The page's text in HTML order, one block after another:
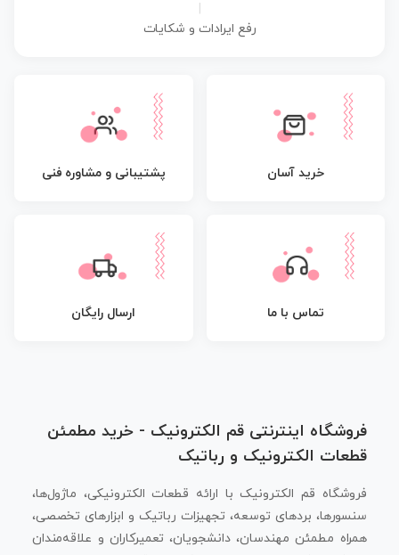
رفع ایرادات و شکایات
خرید آسان پشتیبانی و مشاوره فنی
تماس با ما ارسال رایگان
فروشگاه اینترنتی قم الکترونیک - خرید مطمئن
قطعات الکترونیک و رباتیک
فروشگاه قم الکترونیک با ارائه قطعات الکترونیکی، ماژول‌ها،
سنسورها، بردهای توسعه، تجهیزات رباتیک و ابزارهای تخصصی،
همراه مطمئن مهندسان، دانشجویان، تعمیرکاران و علاقه‌مندان